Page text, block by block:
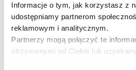
Informacje o tym, jak korzystasz z
udostępniamy partnerom
reklamowym i analitycznym.
Partnerzy mogą połączyć te
otrzymanymi od Ciebie lub
bez kompromisów.
Połączenie stylu i funkcjonalności
G-Shock Mudmaster GWG-
konstrukcję taktyczną z